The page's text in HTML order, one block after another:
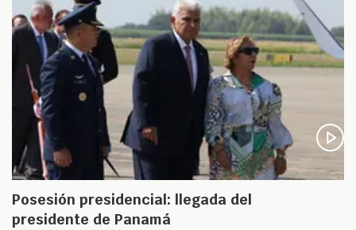
Posesión presidencial: llegada del
presidente de Panamá